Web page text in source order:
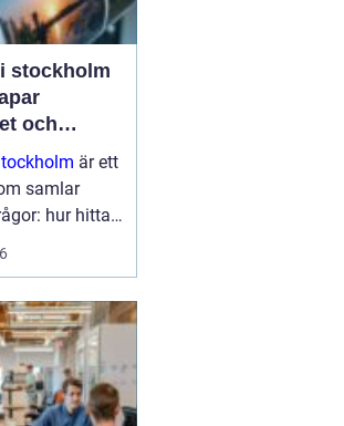
stockholm
och
är ett
samlar
hur hittar
vad
från
man att
verkligen
I en sta...